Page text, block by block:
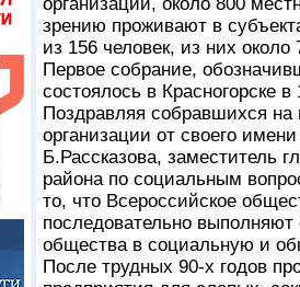
зрению проживают в
из 156 человек, из них около
Первое собрание,
состоялось в Красногорске в
Поздравляя собравшихся
организации от своего
Б.Рассказова, заместитель
района по социальным
то, что Всероссийское
последовательно
общества в социальную и
После трудных 90-х годов